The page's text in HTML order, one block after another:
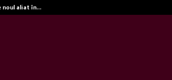
noul aliat în…